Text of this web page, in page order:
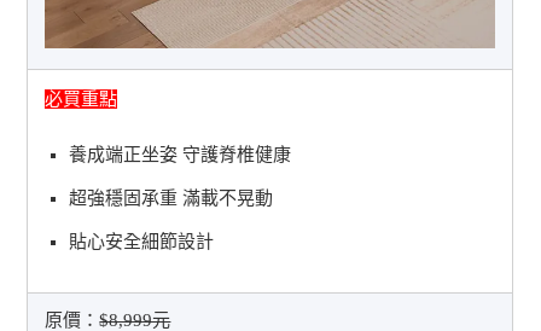
必買重點
養成端正坐姿 守護脊椎健康
超強穩固承重 滿載不晃動
貼心安全細節設計
原價：$8,999元